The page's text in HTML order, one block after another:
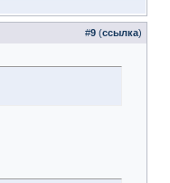
#9 (ссылка)